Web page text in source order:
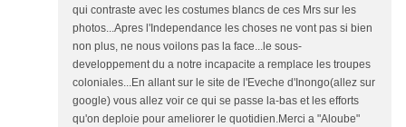
qui contraste avec les costumes blancs de ces Mrs sur les
photos...Apres l'Independance les choses ne vont pas si bien
non plus, ne nous voilons pas la face...le sous-
developpement du a notre incapacite a remplace les troupes
coloniales...En allant sur le site de l'Eveche d'Inongo(allez sur
google) vous allez voir ce qui se passe la-bas et les efforts
qu'on deploie pour ameliorer le quotidien.Merci a "Aloube"